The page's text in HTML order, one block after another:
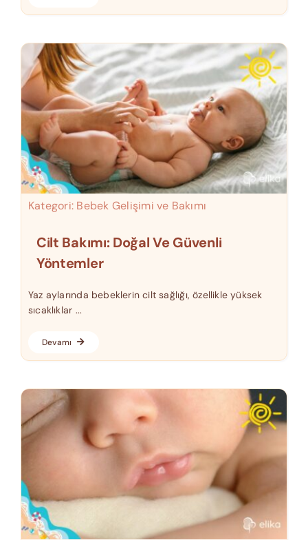
Kategori: Bebek Gelişimi ve Bakımı
Cilt Bakımı: Doğal Ve Güvenli
Yöntemler
Yaz aylarında bebeklerin cilt sağlığı, özellikle yüksek
sıcaklıklar ...
Devamı